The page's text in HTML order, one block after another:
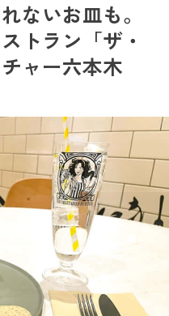
ないお皿も。
トラン「ザ・
ャー六本木